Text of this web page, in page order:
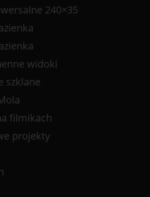
240×35
widoki
szklane
filmikach
projekty